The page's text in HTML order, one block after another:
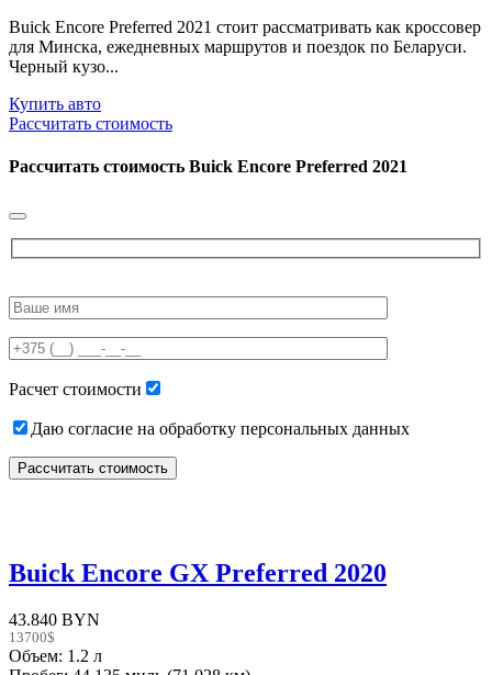
Buick Encore Preferred 2021 стоит рассматривать как кроссовер
для Минска, ежедневных маршрутов и поездок по Беларуси.
Черный кузо...
Купить авто
Рассчитать стоимость
Рассчитать стоимость Buick Encore Preferred 2021
leave
field
empty.
Расчет стоимости
Даю согласие на обработку персональных данных
Buick Encore GX Preferred 2020
43.840 BYN
13700$
Объем: 1.2 л